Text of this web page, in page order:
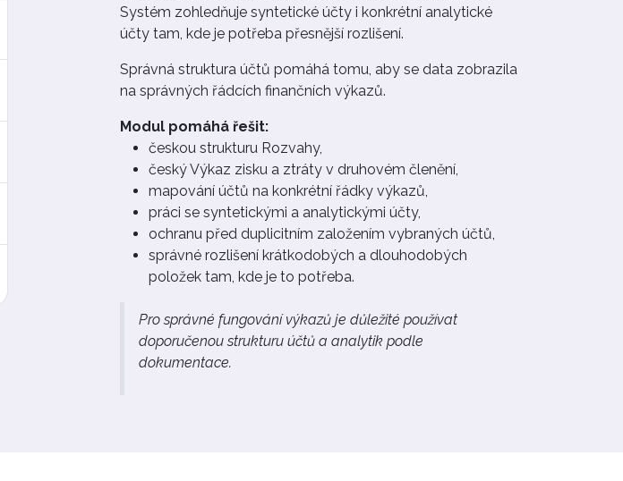
Systém zohledňuje syntetické účty i konkrétní analytické
účty tam, kde je potřeba přesnější rozlišení.
Správná struktura účtů pomáhá tomu, aby se data zobrazila
na správných řádcích finančních výkazů.
Modul pomáhá řešit:
českou strukturu Rozvahy,
český Výkaz zisku a ztráty v druhovém členění,
mapování účtů na konkrétní řádky výkazů,
práci se syntetickými a analytickými účty,
ochranu před duplicitním založením vybraných účtů,
správné rozlišení krátkodobých a dlouhodobých
položek tam, kde je to potřeba.
Pro správné fungování výkazů je důležité používat
doporučenou strukturu účtů a analytik podle
dokumentace.